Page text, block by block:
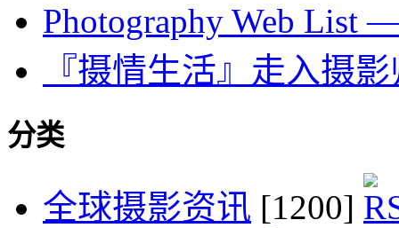
Photography Web List
『摄情生活』走入摄
分类
全球摄影资讯 [1200]